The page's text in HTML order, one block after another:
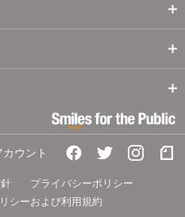
ウント
プライバシーポリシー
シーおよび利用規約